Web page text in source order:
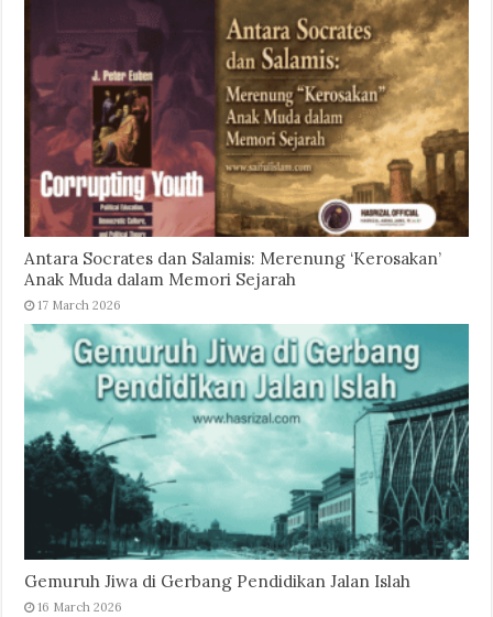
Antara Socrates dan Salamis: Merenung ‘Kerosakan’
Anak Muda dalam Memori Sejarah
17 March 2026
Gemuruh Jiwa di Gerbang Pendidikan Jalan Islah
16 March 2026